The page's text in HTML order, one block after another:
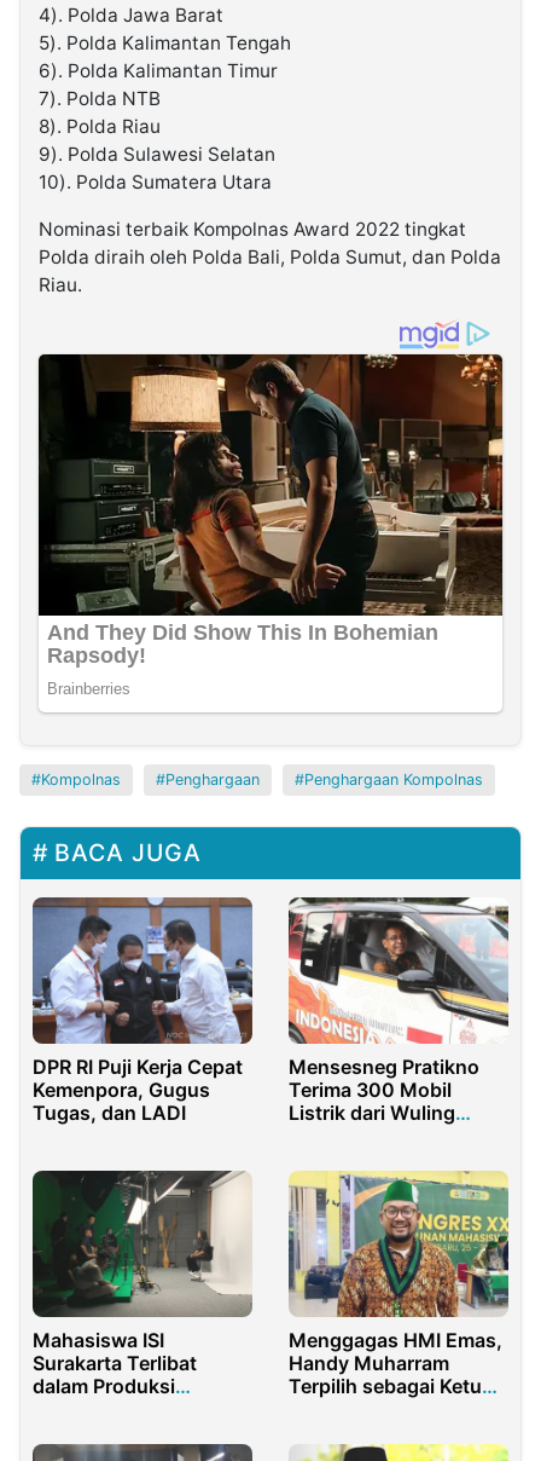
4). Polda Jawa Barat
5). Polda Kalimantan Tengah
6). Polda Kalimantan Timur
7). Polda NTB
8). Polda Riau
9). Polda Sulawesi Selatan
10). Polda Sumatera Utara
Nominasi terbaik Kompolnas Award 2022 tingkat
Polda diraih oleh Polda Bali, Polda Sumut, dan Polda
Riau.
Kompolnas Penghargaan Penghargaan Kompolnas
BACA JUGA
DPR RI Puji Kerja Cepat
Kemenpora, Gugus
Tugas, dan LADI
Mensesneg Pratikno
Terima 300 Mobil
Listrik dari Wuling
Mahasiswa ISI
Surakarta Terlibat
dalam Produksi
Vox Pop
Menggagas HMI Emas,
Handy Muharram
Terpilih sebagai Ketum